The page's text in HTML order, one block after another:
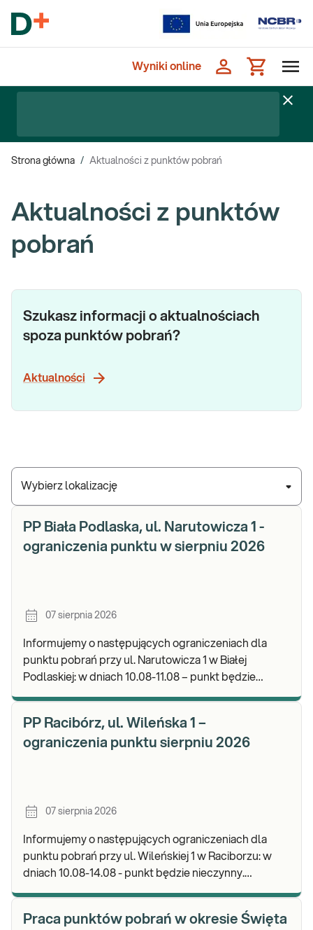
Wyniki online
Strona główna / Aktualności z punktów pobrań
Aktualności z punktów
pobrań
Wybierz lokalizację
Szukasz informacji o aktualnościach
spoza punktów pobrań?
Aktualności
PP Biała Podlaska, ul. Narutowicza 1 -
ograniczenia punktu w sierpniu 2026
07 sierpnia 2026
Informujemy o następujących ograniczeniach dla
punktu pobrań przy ul. Narutowicza 1 w Białej
Podlaskiej: w dniach 10.08-11.08 – punkt będzie
PP Racibórz, ul. Wileńska 1 –
ograniczenia punktu sierpniu 2026
07 sierpnia 2026
Informujemy o następujących ograniczeniach dla
punktu pobrań przy ul. Wileńskiej 1 w Raciborzu: w
dniach 10.08-14.08 - punkt będzie nieczynny.
Praca punktów pobrań w okresie Święta